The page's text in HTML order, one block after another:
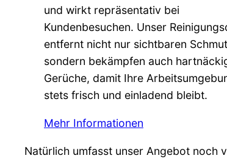
und wirkt repräsentativ bei
Kundenbesuchen. Unser
entfernt nicht nur sichtbaren
sondern bekämpfen auch
Gerüche, damit Ihre
stets frisch und einladend bleibt.
Mehr Informationen
Natürlich umfasst unser Angebot noch